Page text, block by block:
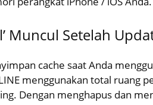
Muncul Setelah
cache saat Anda
menggunakan total ruang
Dengan menghapus dan